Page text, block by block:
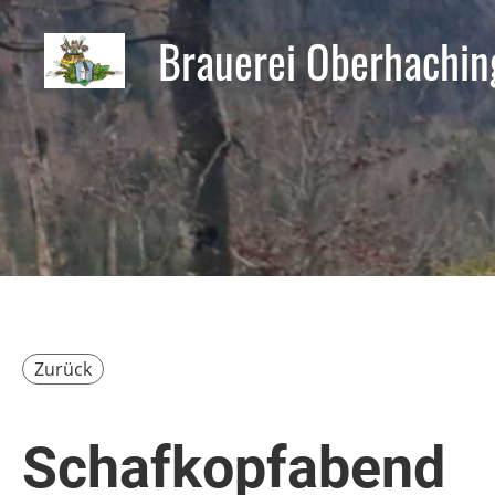
Brauerei
Zurück
Schafkopfabend